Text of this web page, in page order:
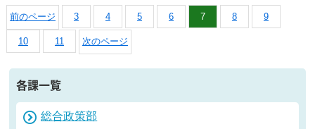
前のページ 3 4 5 6 7 8 9
10 11 次のページ
各課一覧
総合政策部